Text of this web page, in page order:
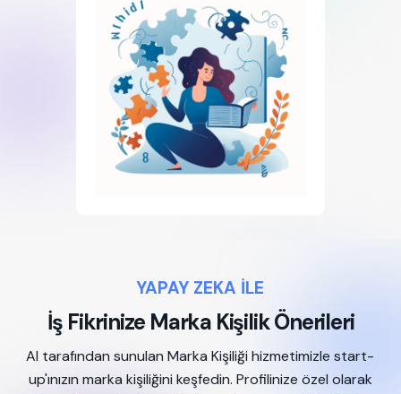
YAPAY ZEKA İLE
İş Fikrinize Marka Kişilik Önerileri
AI tarafından sunulan Marka Kişiliği hizmetimizle start-
up'ınızın marka kişiliğini keşfedin. Profilinize özel olarak